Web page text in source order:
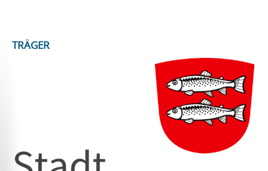
Veranstaltungskalender
FOstival
TRÄGER